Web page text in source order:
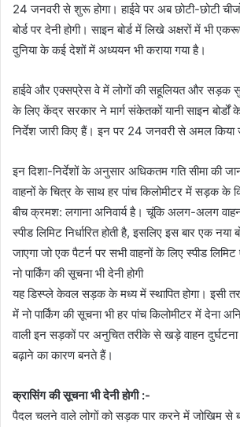
24 जनवरी से शुरू होगा। हाईवे पर अब छोटी-छोटी
बोर्ड पर देनी होगी। साइन बोर्ड में लिखे अक्षरों में भी
दुनिया के कई देशों में अध्ययन भी कराया गया है।
हाईवे और एक्सप्रेस वे में लोगों की सहूलियत और सड़क
के लिए केंद्र सरकार ने मार्ग संकेतकों यानी साइन बोर्डों
निर्देश जारी किए हैं। इन पर 24 जनवरी से अमल किया
इन दिशा-निर्देशों के अनुसार अधिकतम गति सीमा की
वाहनों के चित्र के साथ हर पांच किलोमीटर में सड़क के
बीच क्रमश: लगाना अनिवार्य है। चूंकि अलग-अलग
स्पीड लिमिट निर्धारित होती है, इसलिए इस बार एक नया
जाएगा जो एक पैटर्न पर सभी वाहनों के लिए स्पीड
नो पार्किंग की सूचना भी देनी होगी
यह डिस्प्ले केवल सड़क के मध्य में स्थापित होगा। इसी
में नो पार्किंग की सूचना भी हर पांच किलोमीटर में देना
वाली इन सड़कों पर अनुचित तरीके से खड़े वाहन
बढ़ाने का कारण बनते हैं।
क्रासिंग की सूचना भी देनी होगी :-
पैदल चलने वाले लोगों को सड़क पार करने में जोखिम से